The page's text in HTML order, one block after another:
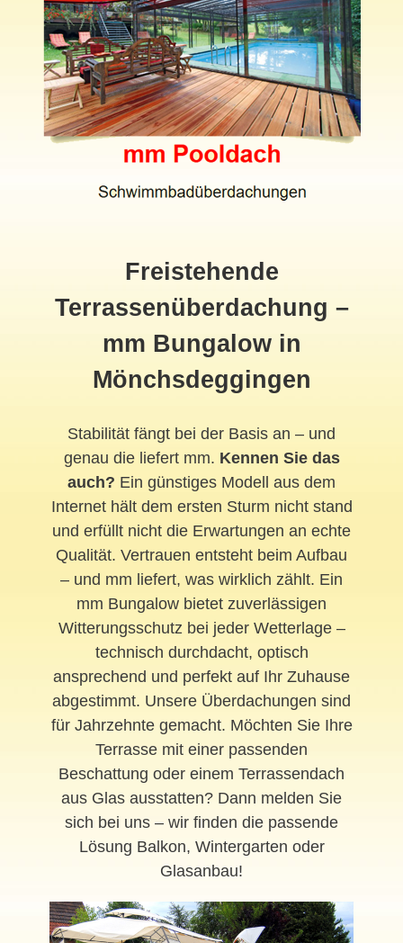
Freistehende
Terrassenüberdachung –
mm Bungalow in
Mönchsdeggingen
Stabilität fängt bei der Basis an – und
genau die liefert mm. Kennen Sie das
auch? Ein günstiges Modell aus dem
Internet hält dem ersten Sturm nicht stand
und erfüllt nicht die Erwartungen an echte
Qualität. Vertrauen entsteht beim Aufbau
– und mm liefert, was wirklich zählt. Ein
mm Bungalow bietet zuverlässigen
Witterungsschutz bei jeder Wetterlage –
technisch durchdacht, optisch
ansprechend und perfekt auf Ihr Zuhause
abgestimmt. Unsere Überdachungen sind
für Jahrzehnte gemacht. Möchten Sie Ihre
Terrasse mit einer passenden
Beschattung oder einem Terrassendach
aus Glas ausstatten? Dann melden Sie
sich bei uns – wir finden die passende
Lösung Balkon, Wintergarten oder
Glasanbau!